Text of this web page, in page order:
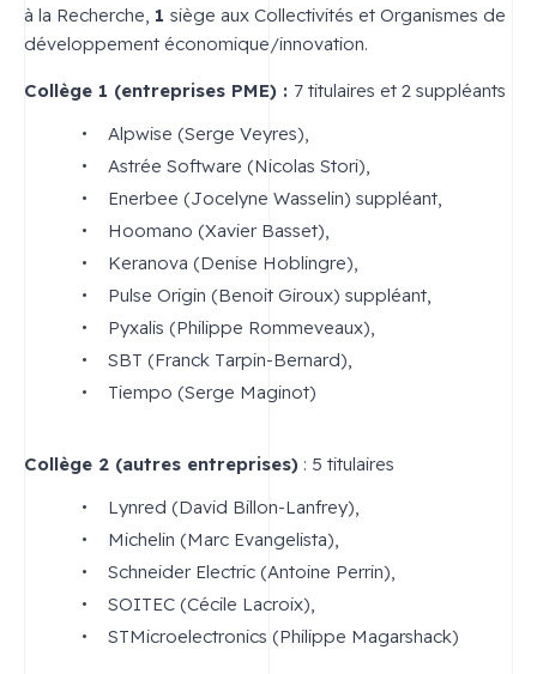
à la Recherche, 1 siège aux Collectivités et Organismes de
développement économique/innovation.
Collège 1 (entreprises PME) : 7 titulaires et 2 suppléants
Alpwise (Serge Veyres),
Astrée Software (Nicolas Stori),
Enerbee (Jocelyne Wasselin) suppléant,
Hoomano (Xavier Basset),
Keranova (Denise Hoblingre),
Pulse Origin (Benoit Giroux) suppléant,
Pyxalis (Philippe Rommeveaux),
SBT (Franck Tarpin-Bernard),
Tiempo (Serge Maginot)
Collège 2 (autres entreprises) : 5 titulaires
Lynred (David Billon-Lanfrey),
Michelin (Marc Evangelista),
Schneider Electric (Antoine Perrin),
SOITEC (Cécile Lacroix),
STMicroelectronics (Philippe Magarshack)